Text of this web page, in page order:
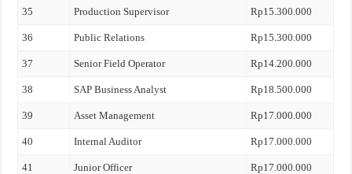
35 Production Supervisor Rp15.300.000
36 Public Relations Rp15.300.000
37 Senior Field Operator Rp14.200.000
38 SAP Business Analyst Rp18.500.000
39 Asset Management Rp17.000.000
40 Internal Auditor Rp17.000.000
41 Junior Officer Rp17.000.000